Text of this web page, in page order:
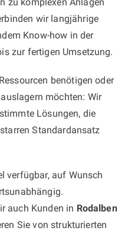
wir langjährige
Know-how in der
zur fertigen Umsetzung.
benötigen oder
möchten: Wir
Lösungen, die
Standardansatz
verfügbar, auf Wunsch
auch Kunden in Rodalben
Sie von strukturierten